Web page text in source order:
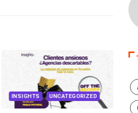
INSIGHTS UNCATEGORIZED